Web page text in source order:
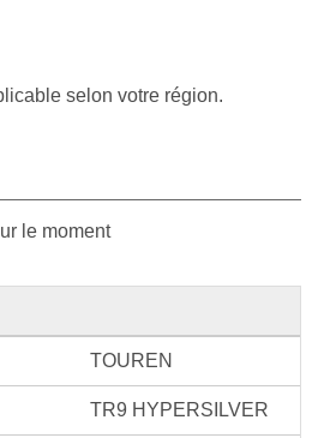
selon votre région.
le moment
TOUREN
TR9 HYPERSILVER